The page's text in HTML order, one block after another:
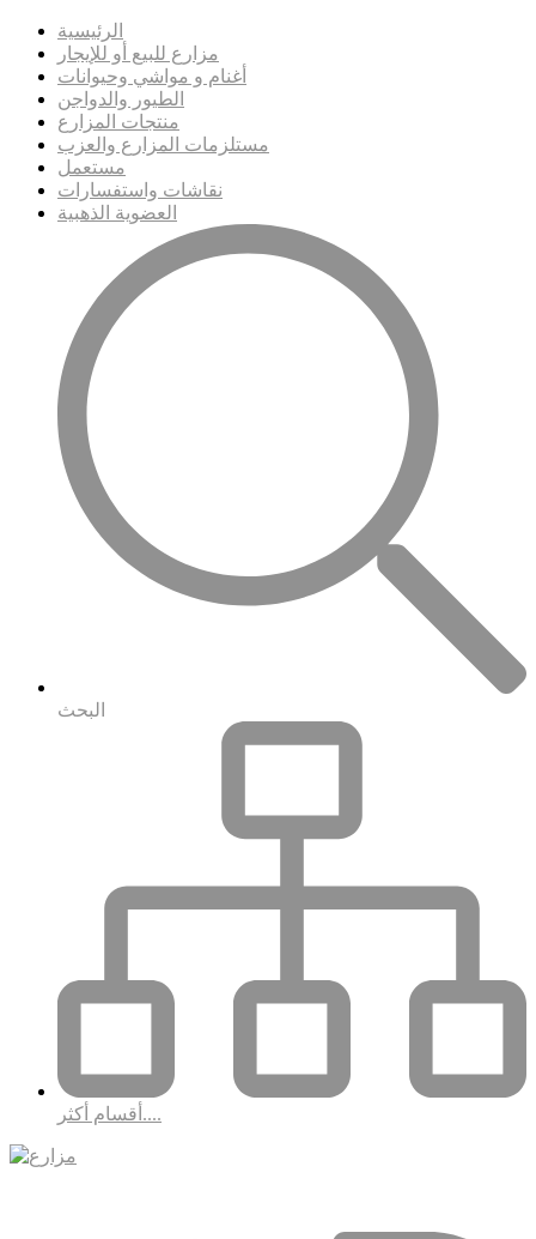
الرئيسية
مزارع للبيع أو للإيجار
أغنام و مواشي وحيوانات
الطيور والدواجن
منتجات المزارع
مستلزمات المزارع والعزب
مستعمل
نقاشات واستفسارات
العضوية الذهبية
البحث
أقسام أكثر....